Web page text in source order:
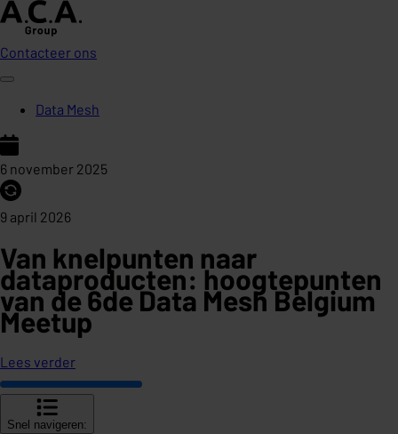
Contacteer ons
Data Mesh
6 november 2025
9 april 2026
Van knelpunten naar
dataproducten: hoogtepunten
van de 6de Data Mesh Belgium
Meetup
Lees verder
Snel navigeren: